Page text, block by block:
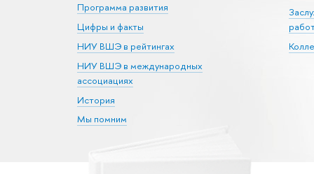
Программа развития
Цифры и факты
НИУ ВШЭ в рейтингах
НИУ ВШЭ в международных
ассоциациях
История
Мы помним